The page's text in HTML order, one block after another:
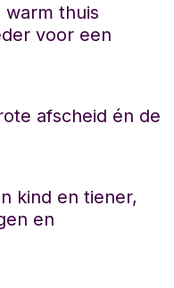
warm thuis
voor een
afscheid én de
kind en tiener,
en